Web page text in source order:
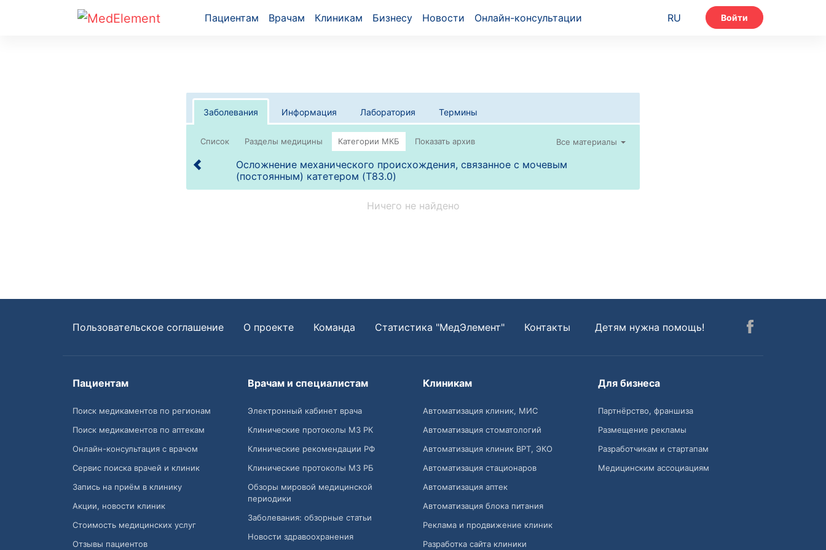
Пациентам Врачам Клиникам Бизнесу Новости Онлайн-консультации RU Войти
Заболевания Информация Лаборатория Термины
Список Все материалы
Осложнение механического происхождения, связанное с мочевым
(постоянным) катетером (T83.0)
Ничего не найдено
Пользовательское соглашение О проекте Команда Статистика "МедЭлемент" Контакты Детям нужна помощь!
Пациентам
Поиск медикаментов по регионам
Поиск медикаментов по аптекам
Онлайн-консультация с врачом
Сервис поиска врачей и клиник
Запись на приём в клинику
Акции, новости клиник
Стоимость медицинских услуг
Отзывы пациентов
Врачам и специалистам
Электронный кабинет врача
Клинические протоколы МЗ РК
Клинические рекомендации РФ
Клинические протоколы МЗ РБ
Обзоры мировой медицинской
периодики
Заболевания: обзорные статьи
Новости здравоохранения
Клиникам
Автоматизация клиник, МИС
Автоматизация стоматологий
Автоматизация клиник ВРТ, ЭКО
Автоматизация стационаров
Автоматизация аптек
Автоматизация блока питания
Реклама и продвижение клиник
Разработка сайта клиники
Для бизнеса
Партнёрство, франшиза
Размещение рекламы
Разработчикам и стартапам
Медицинским ассоциациям